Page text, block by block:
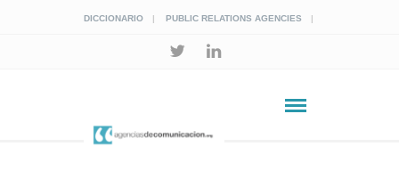
DICCIONARIO PUBLIC RELATIONS AGENCIES